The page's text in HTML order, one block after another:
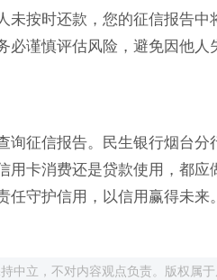
未按时还款，您的征信报告中
必谨慎评估风险，避免因他人
询征信报告。民生银行烟台分
用卡消费还是贷款使用，都应
守护信用，以信用赢得未来。
中立，不对内容观点负责。版权属